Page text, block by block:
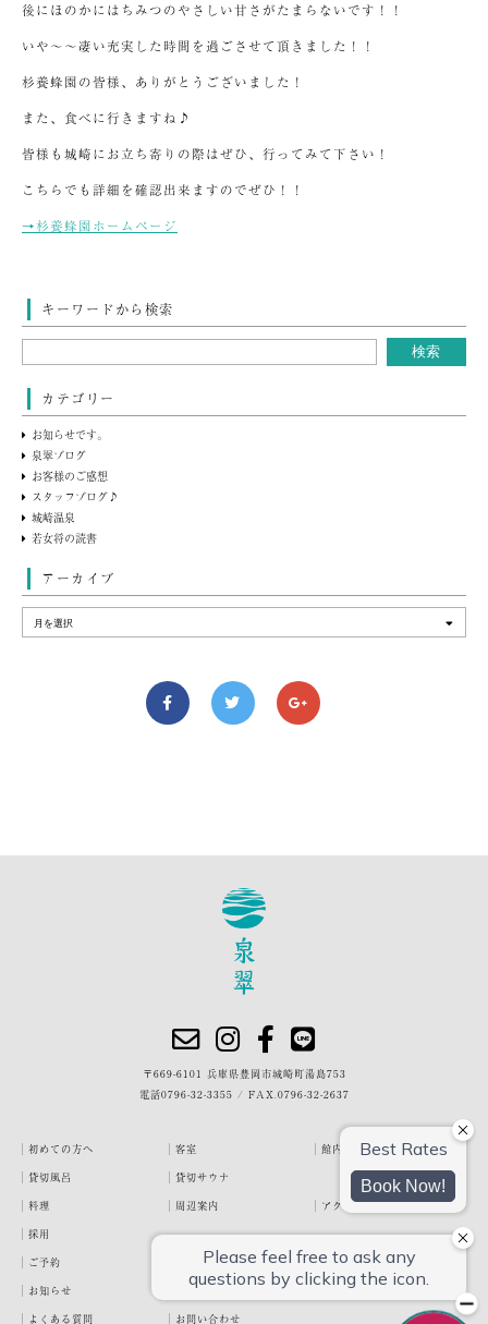
後にほのかにはちみつのやさしい甘さがたまらないです！！
いや～～凄い充実した時間を過ごさせて頂きました！！
杉養蜂園の皆様、ありがとうございました！
また、食べに行きますね♪
皆様も城崎にお立ち寄りの際はぜひ、行ってみて下さい！
こちらでも詳細を確認出来ますのでぜひ！！
→杉養蜂園ホームページ
キーワードから検索
カテゴリー
お知らせです。
泉翠ブログ
お客様のご感想
スタッフブログ♪
城崎温泉
若女将の読書
アーカイブ
〒669-6101 兵庫県豊岡市城崎町湯島753
電話0796-32-3355 / FAX.0796-32-2637
初めての方へ 客室
館内・施設
貸切風呂
貸切サウナ
料理
周辺案内
アクセス
採用
ご予約
宿泊約款
プライバシーポリシー
お知らせ
お客様の声
泉翠ブログ
よくある質問
お問い合わせ